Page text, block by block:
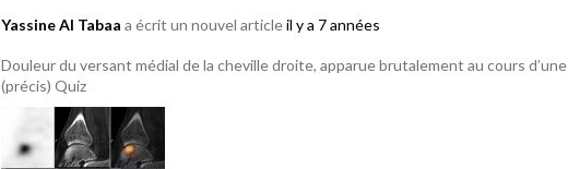
Yassine Al Tabaa a écrit un nouvel articleil y a 7 années
Douleur du versant médial de la cheville droite, apparue brutalement au cours
(précis) Quiz